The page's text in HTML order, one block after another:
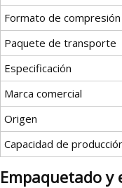
Formato de
Paquete de transporte
Especificación
Marca comercial
Origen
Capacidad de
Empaquetado y